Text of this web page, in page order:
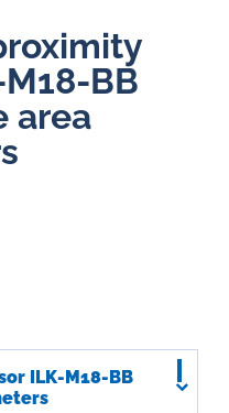
BB
area
ILK-M18-BB